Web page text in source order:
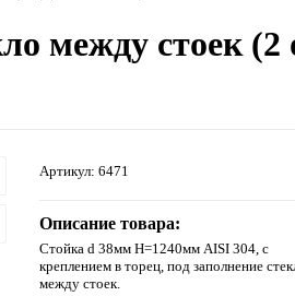
между стоек
Артикул: 6471
Описание товара:
Стойка d 38мм H=1240мм AISI 304, с
креплением в торец, под заполнение
между стоек.